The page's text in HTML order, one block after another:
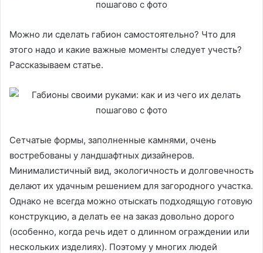
Можно ли сделать габион самостоятельно? Что для
этого надо и какие важные моменты следует учесть?
Рассказываем статье.
Сетчатые формы, заполненные камнями, очень
востребованы у ландшафтных дизайнеров.
Минималистичный вид, экологичность и долговечность
делают их удачным решением для загородного участка.
Однако не всегда можно отыскать подходящую готовую
конструкцию, а делать ее на заказ довольно дорого
(особенно, когда речь идет о длинном ограждении или
нескольких изделиях). Поэтому у многих людей